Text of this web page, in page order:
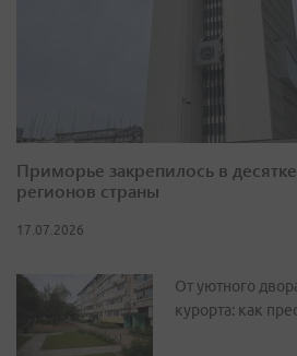
Приморье закрепилось в
регионов страны
17.07.2026
От уютного
курорта: как